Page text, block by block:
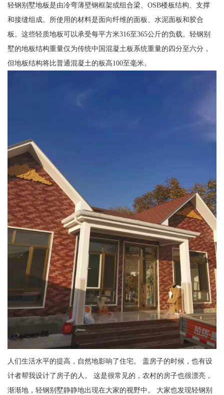
轻钢别墅地板是由冷弯薄壁钢框架或组合梁、OSB楼板结构、支撑
和接缝组成。所使用的材料是面向纤维的面板、水泥面板和胶合
板。这些轻质地板可以承受每平方米316至365公斤的负载。轻钢别
墅的地板结构重量仅为传统中国混凝土板系统重量的四分至六分，
但地板结构将比普通混凝土的板高100至毫米。
人们生活水平的提高，自然地影响了住宅。 盖房子的时候，也有设
计者帮我设计了房子的人。 这是很常见的，农村的房子也很漂亮，
渐渐地，轻钢别墅静静地出现在大家的视野中。 大家也发现轻钢别